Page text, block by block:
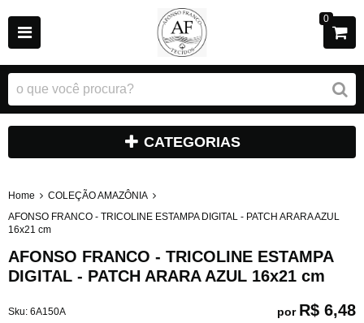
0
CATEGORIAS
Home
COLEÇÃO AMAZÔNIA
AFONSO FRANCO - TRICOLINE ESTAMPA DIGITAL - PATCH ARARA AZUL
16x21 cm
AFONSO FRANCO - TRICOLINE ESTAMPA
DIGITAL - PATCH ARARA AZUL 16x21 cm
Sku: 6A150A
por R$ 6,48